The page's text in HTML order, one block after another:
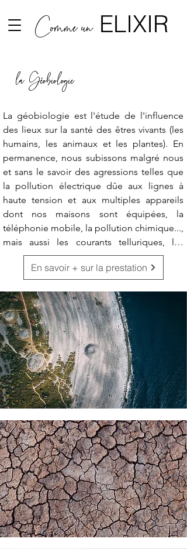
Comme un ELIXIR
la Géobiologie
La géobiologie est l'étude de l'influence
des lieux sur la santé des êtres vivants (les
humains, les animaux et les plantes). En
permanence, nous subissons malgré nous
et sans le savoir des agressions telles que
la pollution électrique dûe aux lignes à
haute tension et aux multiples appareils
dont nos maisons sont équipées, la
téléphonie mobile, la pollution chimique...,
mais aussi les courants telluriques, les
cours d'eau souterrains, les failles, les
réseaux géobiologiques, etc... Tous ces
considérablement nos défenses
immunitaires et ont une incidence sur
notre équilibre global. C'est pour cela qu'il
est important d'identifier les zones
favorables au bien-être, celles défavorables
pour la santé, et de trouver des solutions
qui ont fait leurs preuves afin que les
occupants du lieu se sentent mieux. La
Géobiologie est aujourd'hui reconnue
comme un facteur incontournable dans la
prévention des maladies chroniques et
dégénératives. Cette science
pluridisciplinaire pourrait s'avérer au fil des
prochaines décennies comme un allié
majeur du monde médical.
En savoir + sur la prestation